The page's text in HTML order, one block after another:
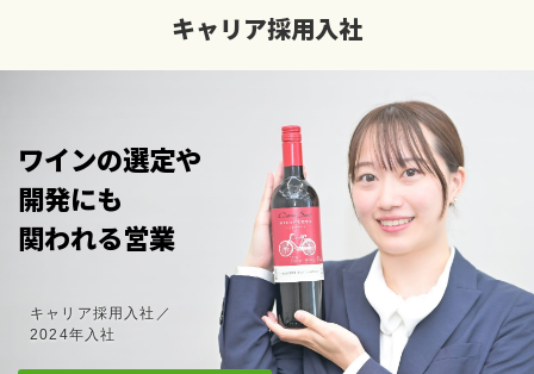
キャリア採用入社
ワインの選定や
開発にも
関われる営業
キャリア採用入社／
2024年入社